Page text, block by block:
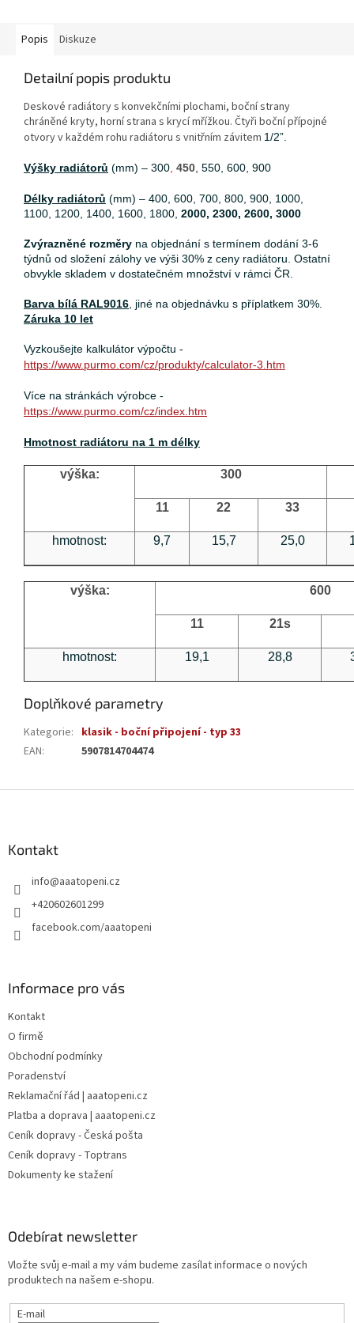
Popis Diskuze
Detailní popis produktu
Deskové radiátory s konvekčními plochami, boční strany
chráněné kryty, horní strana s krycí mřížkou. Čtyři boční přípojné
otvory v každém rohu radiátoru s vnitřním závitem 1/2”.
Výšky radiátorů (mm) – 300 450 , 550, 600, 900
Délky radiátorů (mm) – 400, 600, 700, 800, 900, 1000,
1100, 1200, 1400, 1600, 1800, 2000, 2300, 2600, 3000
Zvýrazněné rozměry na objednání s termínem dodání 3-6
týdnů od složení zálohy ve výši 30% z ceny radiátoru. Ostatní
obvykle skladem v dostatečném množství v rámci ČR.
Barva bílá RAL9016 , jiné na objednávku s příplatkem 30%.
Záruka 10 let
Vyzkoušejte kalkulátor výpočtu -
https://www.purmo.com/cz/produkty/calculator-3.htm
Více na stránkách výrobce -
https://www.purmo.com/cz/index.htm
Hmotnost radiátoru na 1 m délky
výška: 300
11 22 33
hmotnost: 9,7 15,7 25,0
výška: 600
11 21s
hmotnost: 19,1 28,8
Doplňkové parametry
Kategorie: klasik - boční připojení - typ 33
EAN: 5907814704474
Kontakt
info@aaatopeni.cz
+420602601299
facebook.com/aaatopeni
Informace pro vás
Kontakt
O firmě
Obchodní podmínky
Poradenství
Reklamační řád | aaatopeni.cz
Platba a doprava | aaatopeni.cz
Ceník dopravy - Česká pošta
Ceník dopravy - Toptrans
Dokumenty ke stažení
Odebírat newsletter
Vložte svůj e-mail a my vám budeme zasílat informace o nových
produktech na našem e-shopu.
E-mail